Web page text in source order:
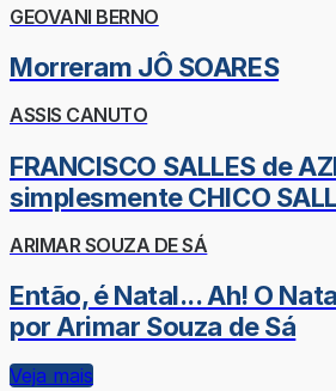
GEOVANI BERNO
Morreram JÔ SOARES
ASSIS CANUTO
FRANCISCO SALLES de
simplesmente CHICO
ARIMAR SOUZA DE SÁ
Então, é Natal... Ah! O
por Arimar Souza de Sá
Veja mais